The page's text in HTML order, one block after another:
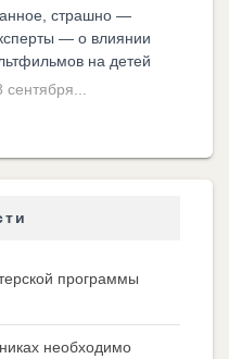
страшно —
— о влиянии
на детей
программы
необходимо